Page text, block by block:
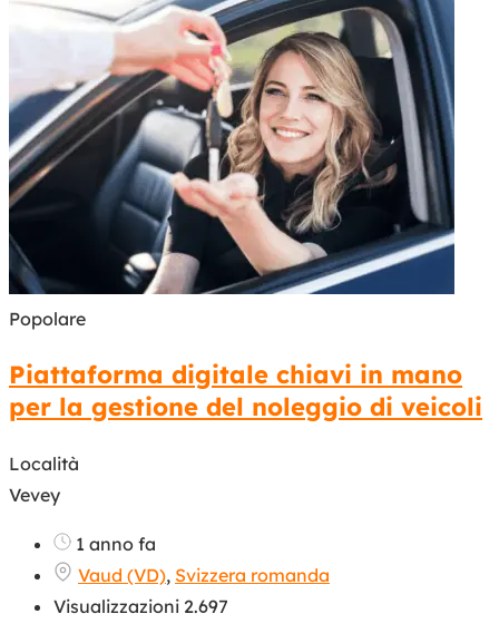
Popolare
Piattaforma digitale chiavi in mano
per la gestione del noleggio di veicoli
Località
Vevey
1 anno fa
Vaud (VD), Svizzera romanda
Visualizzazioni 2.697